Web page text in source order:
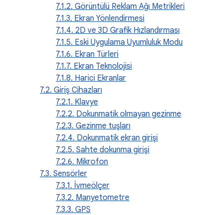
7.1.2. Görüntülü Reklam Ağı Metrikleri
7.1.3. Ekran Yönlendirmesi
7.1.4. 2D ve 3D Grafik Hızlandırması
7.1.5. Eski Uygulama Uyumluluk Modu
7.1.6. Ekran Türleri
7.1.7. Ekran Teknolojisi
7.1.8. Harici Ekranlar
7.2. Giriş Cihazları
7.2.1. Klavye
7.2.2. Dokunmatik olmayan gezinme
7.2.3. Gezinme tuşları
7.2.4. Dokunmatik ekran girişi
7.2.5. Sahte dokunma girişi
7.2.6. Mikrofon
7.3. Sensörler
7.3.1. İvmeölçer
7.3.2. Manyetometre
7.3.3. GPS